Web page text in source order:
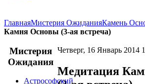
ГлавнаяМистерия ОжиданияКамень
Камня Основы (3-ая встреча)
Четверг, 16 Январь 2014
Медитация
Мистерия
Ожидания
Астрософский